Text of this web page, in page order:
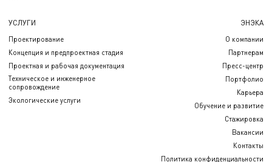
УСЛУГИ
Проектирование
Концепция и предпроектная стадия
Проектная и рабочая документация
Техническое и инженерное
сопровождение
Экологические услуги
ЭНЭКА
О компании
Партнерам
Пресс-центр
Портфолио
Карьера
Обучение и развитие
Стажировка
Вакансии
Контакты
Политика конфиденциальности